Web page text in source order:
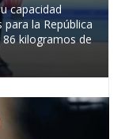
capacidad
la República
kilogramos de